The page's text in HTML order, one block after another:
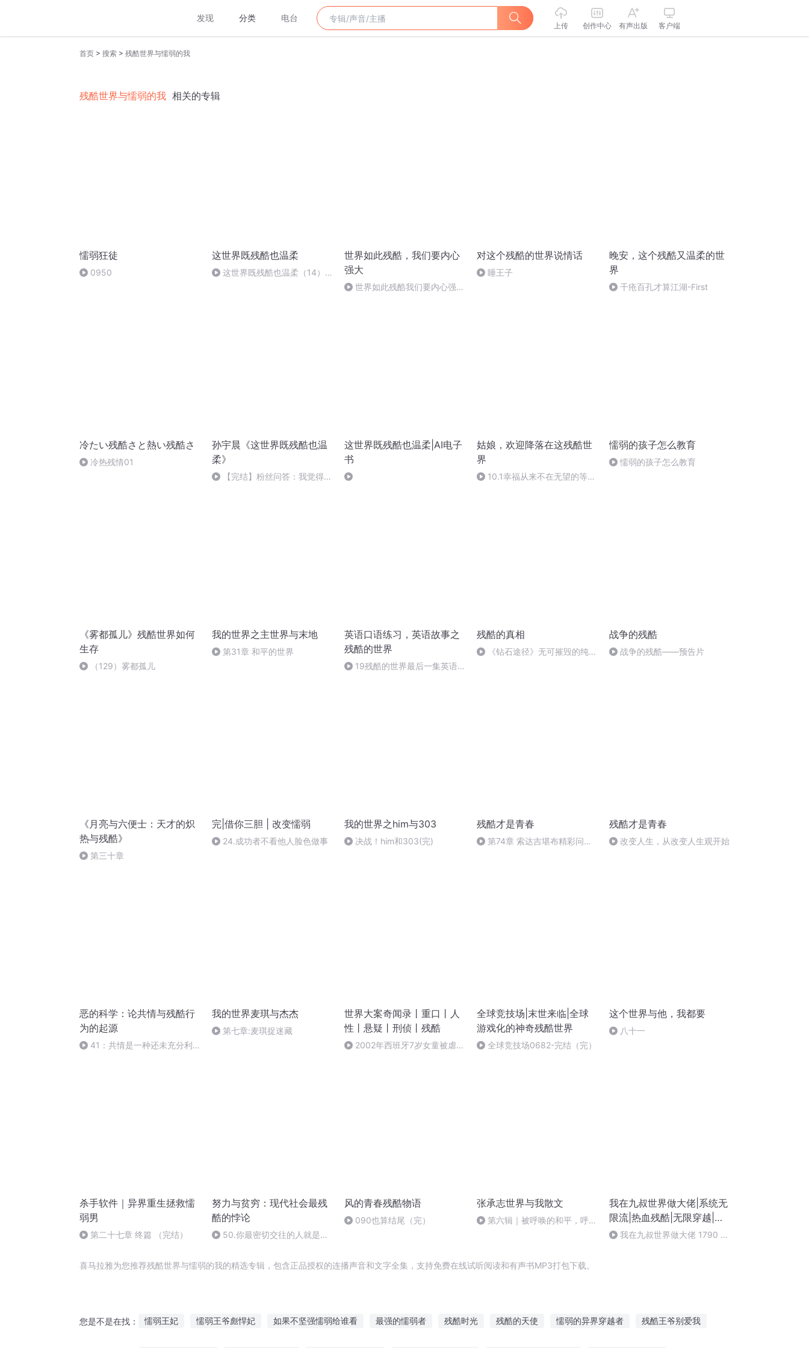
发现 分类 电台
上传 创作中心 有声出版 客户端
首页 > 搜索 > 残酷世界与懦弱的我
残酷世界与懦弱的我 相关的专辑
懦弱狂徒
0950
这世界既残酷也温柔
这世界既残酷也温柔（14）
世界如此残酷，我们要内心
强大
世界如此残酷我们要内心强大
对这个残酷的世界说情话
睡王子
晚安，这个残酷又温柔的世
界
千疮百孔才算江湖-First
冷たい残酷さと熱い残酷さ
冷热残情01
孙宇晨《这世界既残酷也温
柔》
【完结】粉丝问答：我觉得人
这世界既残酷也温柔|AI电子
书
姑娘，欢迎降落在这残酷世
界
10.1幸福从来不在无望的等待
懦弱的孩子怎么教育
懦弱的孩子怎么教育
《雾都孤儿》残酷世界如何
生存
（129）雾都孤儿
我的世界之主世界与末地
第31章 和平的世界
英语口语练习，英语故事之
残酷的世界
19残酷的世界最后一集英语
残酷的真相
《钻石途径》无可摧毁的纯真
战争的残酷
战争的残酷——预告片
《月亮与六便士：天才的炽
热与残酷》
第三十章
完|借你三胆 | 改变懦弱
24.成功者不看他人脸色做事
我的世界之him与303
决战！him和303(完)
残酷才是青春
第74章 索达吉堪布精彩问答
残酷才是青春
改变人生，从改变人生观开始
恶的科学：论共情与残酷行
为的起源
41：共情是一种还未充分利
我的世界麦琪与杰杰
第七章:麦琪捉迷藏
世界大案奇闻录丨重口丨人
性丨悬疑丨刑侦丨残酷
2002年西班牙7岁女童被虐杀
全球竞技场|末世来临|全球
游戏化的神奇残酷世界
全球竞技场0682-完结（完）
这个世界与他，我都要
八十一
杀手软件｜异界重生拯救懦
弱男
第二十七章 终篇 （完结）
努力与贫穷：现代社会最残
酷的悖论
50.你最密切交往的人就是你
风的青春残酷物语
090也算结尾（完）
张承志世界与我散文
第六辑｜被呼唤的和平，呼喊
我在九叔世界做大佬|系统无
限流|热血残酷|无限穿越|真
人|虾神团队
我在九叔世界做大佬 1790 处
喜马拉雅为您推荐残酷世界与懦弱的我的精选专辑，包含正品授权的连播声音和文字全集，支持免费在线试听阅读和有声书MP3打包下载。
您是不是在找： 懦弱王妃 懦弱王爷彪悍妃 如果不坚强懦弱给谁看 最强的懦弱者 残酷时光 残酷的天使 懦弱的异界穿越者 残酷王爷别爱我